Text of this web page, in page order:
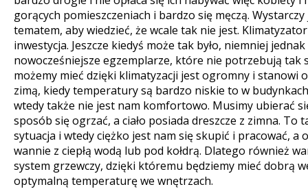
gorących pomieszczeniach i bardzo się męczą.
tematem, aby wiedzieć, że wcale tak nie jest.
inwestycja. Jeszcze kiedyś może tak było, niemniej
nowocześniejsze egzemplarze, które nie potrzebują tak
możemy mieć dzięki klimatyzacji jest ogromny i stanowi
zimą, kiedy temperatury są bardzo niskie to w
wtedy także nie jest nam komfortowo. Musimy ubierać
sposób się ogrzać, a ciało posiada dreszcze z zimna. To
sytuacja i wtedy ciężko jest nam się skupić i pracować, a
wannie z ciepłą wodą lub pod kołdrą. Dlatego również
system grzewczy, dzięki któremu będziemy mieć dobrą
optymalną temperaturę we wnętrzach.